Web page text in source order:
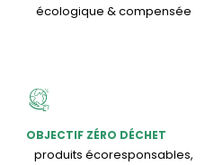
écologique & compensée
OBJECTIF ZÉRO DÉCHET
produits écoresponsables,